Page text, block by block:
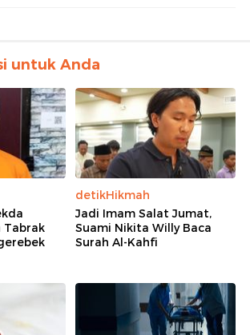
untuk Anda
Tabrak
detikHikmah
Jadi Imam Salat Jumat,
Suami Nikita Willy Baca
Surah Al-Kahfi